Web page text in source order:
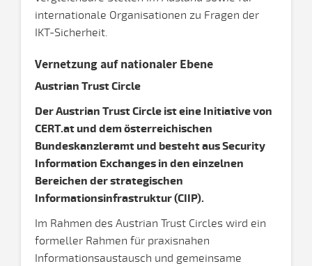
internationale Organisationen zu Fragen der
IKT-Sicherheit.
Vernetzung auf nationaler Ebene
Austrian Trust Circle
Der Austrian Trust Circle ist eine Initiative von
CERT.at und dem österreichischen
Bundeskanzleramt und besteht aus Security
Information Exchanges in den einzelnen
Bereichen der strategischen
Informationsinfrastruktur (CIIP).
Im Rahmen des Austrian Trust Circles wird ein
formeller Rahmen für praxisnahen
Informationsaustausch und gemeinsame